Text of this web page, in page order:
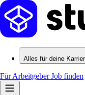
Alles für deine
Für ArbeitgeberJob finden